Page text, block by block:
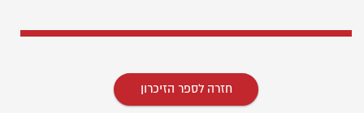
חזרה לספר הזיכרון